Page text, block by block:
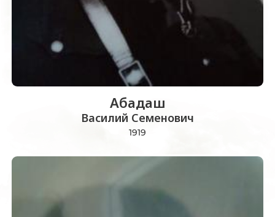
Абадаш
Василий Семенович
1919